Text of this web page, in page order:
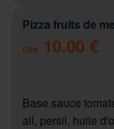
Pizza fruits de
Dès 10.00 €
Base sauce
ail, persil, huile